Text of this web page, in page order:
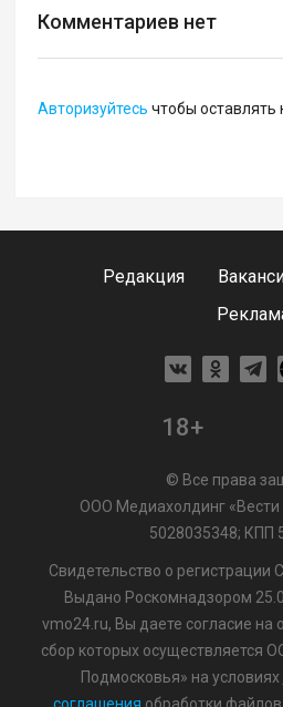
Комментариев нет
Авторизуйтесь чтобы оставлять
Редакция
18+
© Все права
ООО Медиахолдинг
5028035348; КПП
Свидетельство о
Выдано Роскомнадзором
vmo24.ru, Вы даете согласие на
сбор которых осуществляется
Подмосковья» на условиях